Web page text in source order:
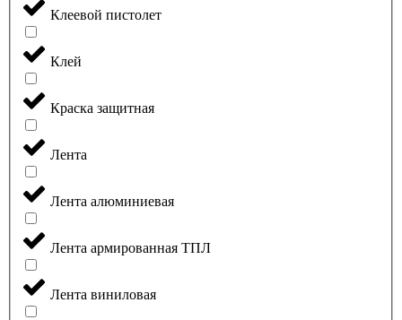
Клеевой пистолет
Клей
Краска защитная
Лента
Лента алюминиевая
Лента армированная ТПЛ
Лента виниловая